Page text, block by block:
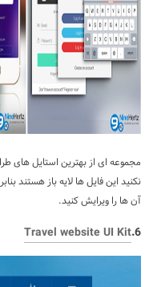
مجموعه ای از بهترین استایل های
نکنید این فایل ها لایه باز هستند
آن ها را ویرایش کنید.
6.
Travel website UI Kit